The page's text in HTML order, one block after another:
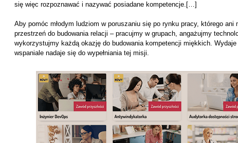
się więc rozpoznawać i nazywać posiadane kompetencje.[…]
Aby pomóc młodym ludziom w poruszaniu się po rynku pracy, którego
przestrzeń do budowania relacji – pracujmy w grupach, angażujmy
wykorzystujmy każdą okazję do budowania kompetencji miękkich.
wspaniale nadaje się do wypełniania tej misji.